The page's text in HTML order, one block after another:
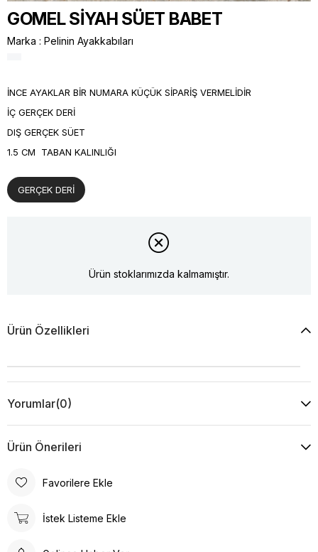
GOMEL SİYAH SÜET BABET
Marka : Pelinin Ayakkabıları
İNCE AYAKLAR BİR NUMARA KÜÇÜK SİPARİŞ VERMELİDİR
İÇ GERÇEK DERİ
DIŞ GERÇEK SÜET
1.5 CM TABAN KALINLIĞI
GERÇEK DERİ
Ürün stoklarımızda kalmamıştır.
Ürün Özellikleri
Yorumlar(0)
Ürün Önerileri
Favorilere Ekle
İstek Listeme Ekle